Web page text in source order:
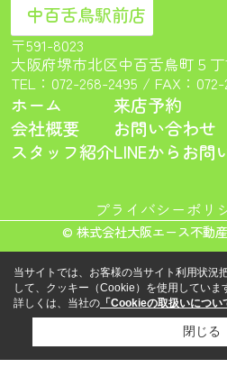
中百舌鳥駅前店
〒591-8023
大阪府堺市北区中百舌鳥町５丁
TEL： 072-268-2495 / FAX：
ホーム
会社概要
スタッフ紹介
来店予約
お問い合わせ
LINEからお問
プライバシーポリ
© 株式会社大阪エース不動
当サイトでは、お客様の当サイト利用状況
して、クッキー（Cookie）を使用していま
詳しくは、当社の 「Cookieの取扱いについ
閉じる